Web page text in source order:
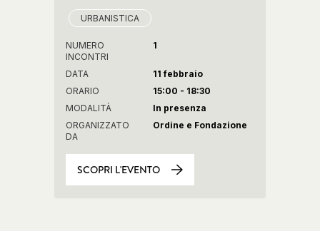
URBANISTICA
NUMERO
INCONTRI
1
DATA
11 febbraio
ORARIO
15:00 - 18:30
MODALITÀ
In presenza
ORGANIZZATO
DA
Ordine e Fondazione
SCOPRI L'EVENTO